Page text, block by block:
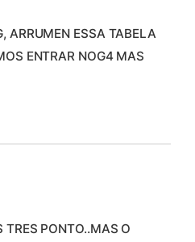
ARRUMEN ESSA TABELA
ENTRAR NOG4 MAS
TRES PONTO..MAS O